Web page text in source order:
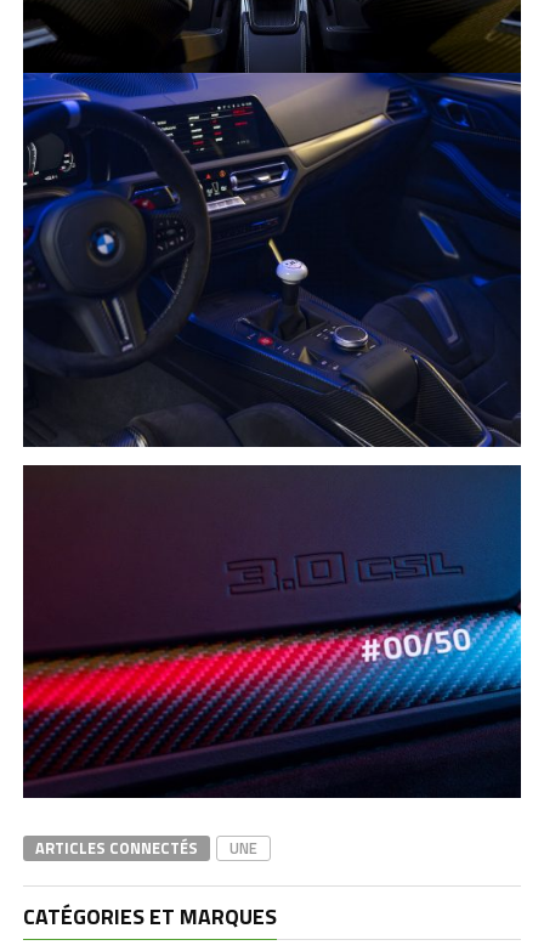
ARTICLES CONNECTÉS UNE
CATÉGORIES ET MARQUES